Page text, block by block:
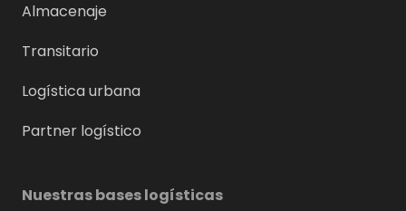
Almacenaje
Transitario
Logística urbana
Partner logístico
Nuestras bases logísticas